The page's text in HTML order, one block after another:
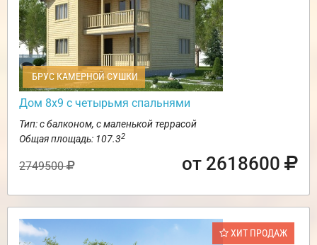
БРУС КАМЕРНОЙ СУШКИ
Дом 8х9 с четырьмя спальнями
Тип: с балконом, с маленькой террасой
Общая площадь: 107.32
2749500 от 2618600
ХИТ ПРОДАЖ